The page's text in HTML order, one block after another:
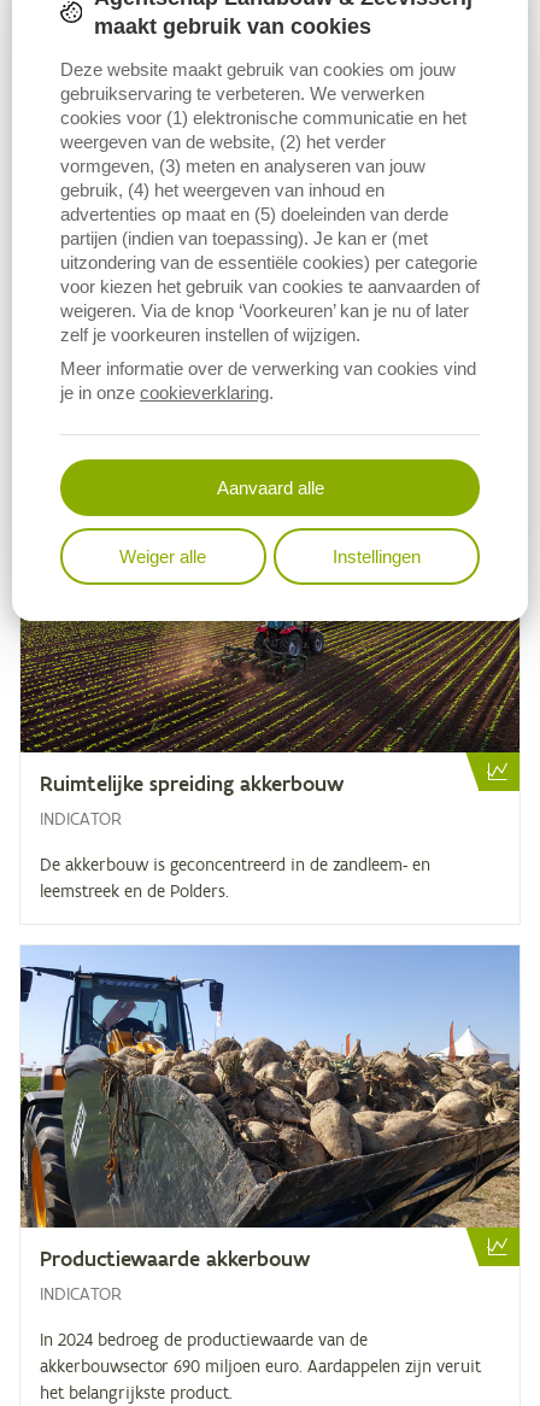
Re­sul­ta­ten­re­ke­ning vol­le­dig be­drijf:
akkerbouwbedrijven
INDICATOR
Deze pagina bevat de cijfers op bedrijfsniveau voor de
gespecialiseerde akkerbouwbedrijven en biedt inzicht in de
Ruim­te­lij­ke sprei­ding akkerbouw
INDICATOR
De akkerbouw is geconcentreerd in de zandleem- en
leemstreek en de Polders.
Pro­duc­tie­waar­de akkerbouw
INDICATOR
In 2024 bedroeg de productiewaarde van de
akkerbouwsector 690 miljoen euro. Aardappelen zijn veruit
het belangrijkste product.
maakt gebruik van cookies
Deze website maakt gebruik van cookies om jouw
gebruikservaring te verbeteren. We verwerken
cookies voor (1) elektronische communicatie en het
weergeven van de website, (2) het verder
vormgeven, (3) meten en analyseren van jouw
gebruik, (4) het weergeven van inhoud en
advertenties op maat en (5) doeleinden van derde
partijen (indien van toepassing). Je kan er (met
uitzondering van de essentiële cookies) per categorie
voor kiezen het gebruik van cookies te aanvaarden of
weigeren. Via de knop ‘Voorkeuren’ kan je nu of later
zelf je voorkeuren instellen of wijzigen.
Meer informatie over de verwerking van cookies vind
je in onze cookieverklaring.
Aanvaard alle
Weiger alle Instellingen